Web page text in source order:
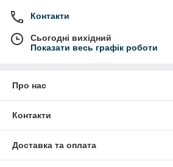
Контакти
Сьогодні вихідний
Показати весь графік роботи
Про нас
Контакти
Доставка та оплата